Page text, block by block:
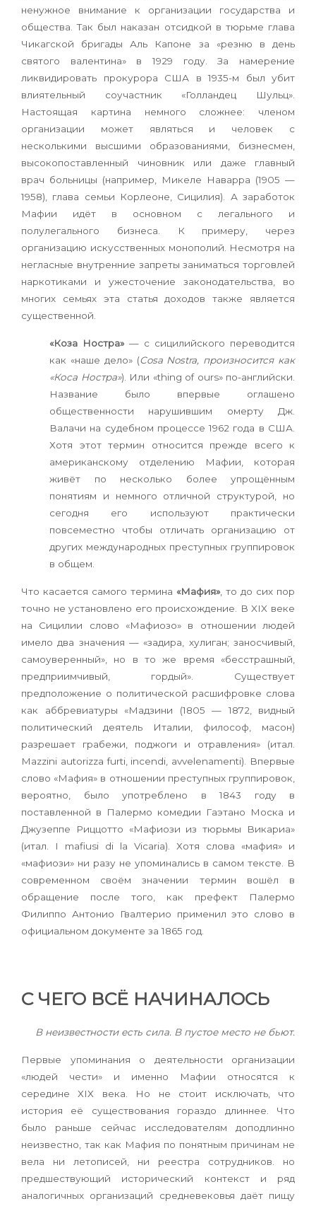
ненужное внимание к организации государства и
общества. Так был наказан отсидкой в тюрьме глава
Чикагской бригады Аль Капоне за «резню в день
святого валентина» в 1929 году. За намерение
ликвидировать прокурора США в 1935-м был убит
влиятельный соучастник «Голландец Шульц».
Настоящая картина немного сложнее: членом
организации может являться и человек с
несколькими высшими образованиями, бизнесмен,
высокопоставленный чиновник или даже главный
врач больницы (например, Микеле Наварра (1905 —
1958), глава семьи Корлеоне, Сицилия). А заработок
Мафии идёт в основном с легального и
полулегального бизнеса. К примеру, через
организацию искусственных монополий. Несмотря на
негласные внутренние запреты заниматься торговлей
наркотиками и ужесточение законодательства, во
многих семьях эта статья доходов также является
существенной.
«Коза Ностра» — с сицилийского переводится
как «наше дело» (Cosa Nostra, произносится как
«Коса Ностра»). Или «thing of ours» по-английски.
Название было впервые оглашено
общественности нарушившим омерту Дж.
Валачи на судебном процессе 1962 года в США.
Хотя этот термин относится прежде всего к
американскому отделению Мафии, которая
живёт по несколько более упрощённым
понятиям и немного отличной структурой, но
сегодня его используют практически
повсеместно чтобы отличать организацию от
других международных преступных группировок
в общем.
Что касается самого термина «Мафия», то до сих пор
точно не установлено его происхождение. В XIX веке
на Сицилии слово «Мафиозо» в отношении людей
имело два значения — «задира, хулиган; заносчивый,
самоуверенный», но в то же время «бесстрашный,
предприимчивый, гордый». Существует
предположение о политической расшифровке слова
как аббревиатуры «Мадзини (1805 — 1872, видный
политический деятель Италии, философ, масон)
разрешает грабежи, поджоги и отравления» (итал.
Mazzini autorizza furti, incendi, avvelenamenti). Впервые
слово «Мафия» в отношении преступных группировок,
вероятно, было употреблено в 1843 году в
поставленной в Палермо комедии Гаэтано Моска и
Джузеппе Риццотто «Мафиози из тюрьмы Викариа»
(итал. I mafiusi di la Vicaria). Хотя слова «мафия» и
«мафиози» ни разу не упоминались в самом тексте. В
современном своём значении термин вошёл в
обращение после того, как префект Палермо
Филиппо Антонио Гвалтерио применил это слово в
официальном документе за 1865 год.
С ЧЕГО ВСЁ НАЧИНАЛОСЬ
В неизвестности есть сила. В пустое место не бьют.
Первые упоминания о деятельности организации
«людей чести» и именно Мафии относятся к
середине ХIХ века. Но не стоит исключать, что
история её существования гораздо длиннее. Что
было раньше сейчас исследователям доподлинно
неизвестно, так как Мафия по понятным причинам не
вела ни летописей, ни реестра сотрудников. но
предшествующий исторический контекст и ряд
аналогичных организаций средневековья даёт пищу